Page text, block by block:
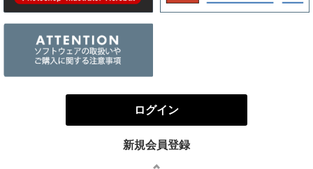
ログイン
新規会員登録